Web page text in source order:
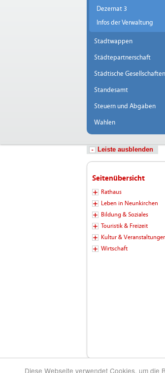
Diese Webseite verwendet Cookies, um die
Dezernat 3
Infos der Verwaltung
Stadtwappen
Städtepartnerschaft
Städtische Gesellschaften
Standesamt
Steuern und Abgaben
Wahlen
Leiste ausblenden
Seitenübersicht
Rathaus
Leben in Neunkirchen
Bildung & Soziales
Touristik & Freizeit
Kultur &
Wirtschaft
© 2026 Kreisstadt